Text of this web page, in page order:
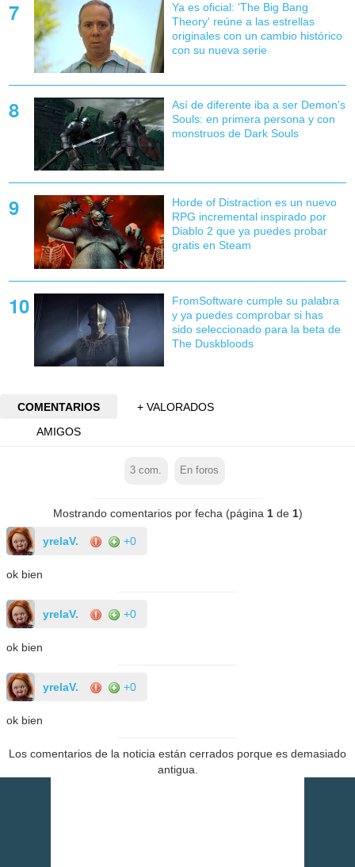
Ya es oficial: 'The Big Bang
Theory' reúne a las estrellas
originales con un cambio histórico
con su nueva serie
Así de diferente iba a ser Demon's
Souls: en primera persona y con
monstruos de Dark Souls
Horde of Distraction es un nuevo
RPG incremental inspirado por
Diablo 2 que ya puedes probar
gratis en Steam
FromSoftware cumple su palabra
y ya puedes comprobar si has
sido seleccionado para la beta de
The Duskbloods
COMENTARIOS
+ VALORADOS
AMIGOS
3 com. En foros
Mostrando comentarios por fecha (página 1de 1)
yrelaV. +0
ok bien
yrelaV. +0
ok bien
yrelaV. +0
ok bien
Los comentarios de la noticia están cerrados porque es demasiado
antigua.